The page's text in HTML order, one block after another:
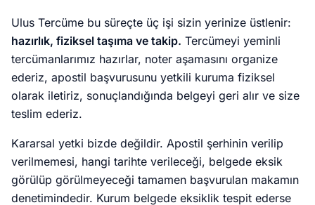
Ulus Tercüme bu süreçte üç işi sizin yerinize üstlenir:
hazırlık, fiziksel taşıma ve takip. Tercümeyi yeminli
tercümanlarımız hazırlar, noter aşamasını organize
ederiz, apostil başvurusunu yetkili kuruma fiziksel
olarak iletiriz, sonuçlandığında belgeyi geri alır ve size
teslim ederiz.
Kararsal yetki bizde değildir. Apostil şerhinin verilip
verilmemesi, hangi tarihte verileceği, belgede eksik
görülüp görülmeyeceği tamamen başvurulan makamın
denetimindedir. Kurum belgede eksiklik tespit ederse